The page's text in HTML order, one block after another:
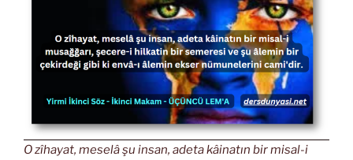
O zîhayat, meselâ şu insan, adeta kâinatın bir misal-i